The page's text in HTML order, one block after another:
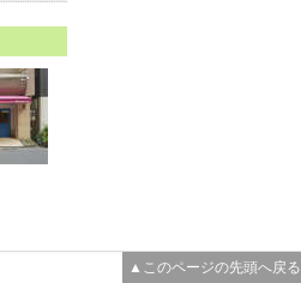
▲このページの先頭へ戻る